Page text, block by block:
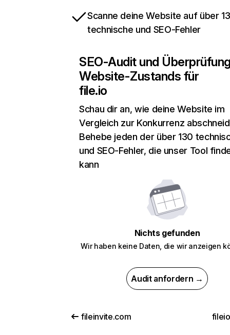
Scanne deine Website auf über
technische und SEO-Fehler
SEO-Audit und
Website-Zustands für
file.io
Schau dir an, wie deine Website im
Vergleich zur Konkurrenz
Behebe jeden der über 130
und SEO-Fehler, die unser Tool
kann
Nichts gefunden
Wir haben keine Daten, die wir anzeigen
Audit anfordern →
fileinvite.com